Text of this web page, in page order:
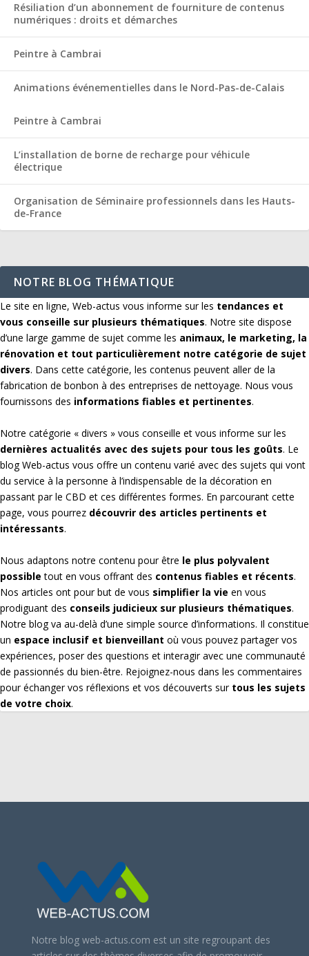
Résiliation d’un abonnement de fourniture de contenus
numériques : droits et démarches
Peintre à Cambrai
Animations événementielles dans le Nord-Pas-de-Calais
Peintre à Cambrai
L’installation de borne de recharge pour véhicule
électrique
Organisation de Séminaire professionnels dans les Hauts-
de-France
NOTRE BLOG THÉMATIQUE
Le site en ligne, Web-actus vous informe sur les tendances et
vous conseille sur plusieurs thématiques. Notre site dispose
d’une large gamme de sujet comme les animaux, le marketing, la
rénovation et tout particulièrement notre catégorie de sujet
divers. Dans cette catégorie, les contenus peuvent aller de la
fabrication de bonbon à des entreprises de nettoyage. Nous vous
fournissons des informations fiables et pertinentes.
Notre catégorie « divers » vous conseille et vous informe sur les
dernières actualités avec des sujets pour tous les goûts. Le
blog Web-actus vous offre un contenu varié avec des sujets qui vont
du service à la personne à l’indispensable de la décoration en
passant par le CBD et ces différentes formes. En parcourant cette
page, vous pourrez découvrir des articles pertinents et
intéressants.
Nous adaptons notre contenu pour être le plus polyvalent
possible tout en vous offrant des contenus fiables et récents.
Nos articles ont pour but de vous simplifier la vie en vous
prodiguant des conseils judicieux sur plusieurs thématiques.
Notre blog va au-delà d’une simple source d’informations. Il constitue
un espace inclusif et bienveillant où vous pouvez partager vos
expériences, poser des questions et interagir avec une communauté
de passionnés du bien-être. Rejoignez-nous dans les commentaires
pour échanger vos réflexions et vos découverts sur tous les sujets
de votre choix.
Notre blog web-actus.com est un site regroupant des